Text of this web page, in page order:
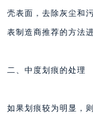
壳表面，去除灰尘和
表制造商推荐的方法
二、中度划痕的处理
如果划痕较为明显，